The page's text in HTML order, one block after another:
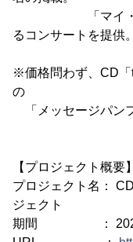
「マイ・ハー
るコンサートを提供。
※価格問わず、CD「
の
「メッセージパン
【プロジェクト概要】
プロジェクト名：
ジェクト
期間 ： 2021年6